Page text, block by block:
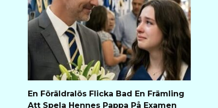
En Föräldralös Flicka Bad En Främling
Att Spela Hennes Pappa På Examen